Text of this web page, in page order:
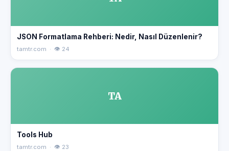
JSON Formatlama Rehberi: Nedir, Nasıl Düzenlenir?
tamtr.com · 👁 24
TA
Tools Hub
tamtr.com · 👁 23